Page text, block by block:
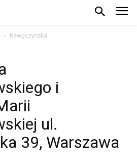
Kawęczyńska
i
ul.
39, Warszawa